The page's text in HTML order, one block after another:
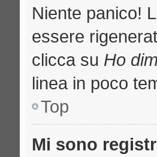
Niente panico!
essere
clicca su Ho
linea in poco
Top
Mi sono